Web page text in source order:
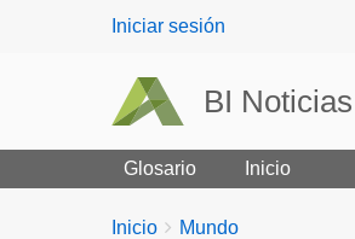
User
Iniciar sesión
BI Noticias
Glosario Inicio
You
Inicio Mundo